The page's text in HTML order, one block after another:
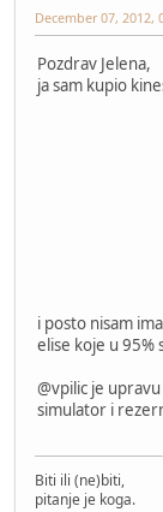
December 07, 2012,
Pozdrav Jelena,
ja sam kupio
i posto nisam
elise koje u 95%
@vpilic je
simulator i
Biti ili (ne)biti,
pitanje je koga.